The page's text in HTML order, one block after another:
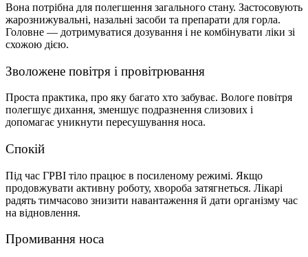
Вона потрібна для полегшення загального стану. Застосовують
жарознижувальні, назальні засоби та препарати для горла.
Головне — дотримуватися дозування і не комбінувати ліки зі
схожою дією.
Зволожене повітря і провітрювання
Проста практика, про яку багато хто забуває. Вологе повітря
полегшує дихання, зменшує подразнення слизових і
допомагає уникнути пересушування носа.
Спокій
Під час ГРВІ тіло працює в посиленому режимі. Якщо
продовжувати активну роботу, хвороба затягнеться. Лікарі
радять тимчасово знизити навантаження й дати організму час
на відновлення.
Промивання носа